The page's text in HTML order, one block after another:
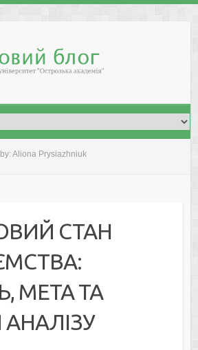
Aliona Prysiazhniuk
СТАН
МЕТА ТА